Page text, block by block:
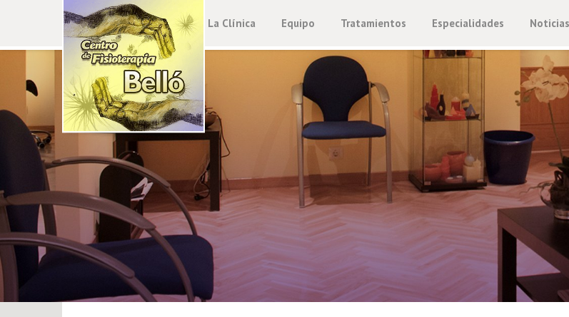
La Clínica Equipo Tratamientos Especialidades Noticias